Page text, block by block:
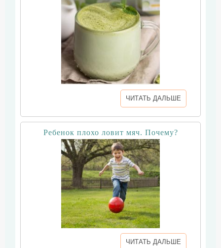
ЧИТАТЬ ДАЛЬШЕ
Ребенок плохо ловит мяч. Почему?
ЧИТАТЬ ДАЛЬШЕ